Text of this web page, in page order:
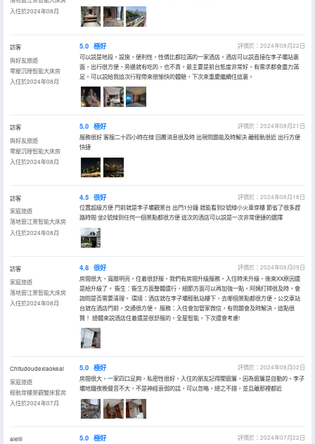
入住於2024年08月
訪客
與好友旅遊
零壓沉睡智能大床房
入住於2024年08月
5.0 極好
評價於：2024年08月22日
可以説是地段，設施，便利性，性價比都拉滿的一家酒店。酒店可以説直接在李子壩站裏
面，出行很方便，旁邊就有吃的，也不貴。最主要是前台態度非常好，有需求都會盡力滿
足。可以説給我這次行程帶來很愉快的體驗，下次來重慶繼續住這裏。
訪客
與好友旅遊
零壓沉睡智能大床房
入住於2024年08月
5.0 極好
評價於：2024年08月21日
服務很好 客服二十四小時在線 回覆消息很及時 出現問題能及時解決 離輕軌很近 出行方便
快捷
訪客
家庭旅遊
落地窗江景智能大床房
入住於2024年08月
4.5 很好
評價於：2024年08月18日
位置超級方便 門前就是李子壩觀景台 出門1分鐘 就能看到2號線小火車穿樓 節省了很多趕
路時間 坐2號線到任何一個景點都很方便 這次的酒店可以説是一次非常便捷的選擇
訪客
家庭旅遊
落地窗江景智能大床房
入住於2024年08月
4.8 很好
評價於：2024年08月09日
房間很大，寬敞明亮，住着很舒服，我們有房間升級服務，入住時未升級，後來XX原因還
是給升級了。 衞生：衞生方面整體還行，細節方面可以再加強一點。阿姨打掃很及時，會
詢問是否需要清理。 環境：酒店就在李子壩輕軌站樓下，去哪個景點都很方便，公交車站
台就在酒店門前，交通很方便。 服務：入住會加管家微信，有問題會及時解決，這點很
贊！ 總體來説酒店住着還是很舒服的，全屋智能，下次還會考慮!
Chitudoudexiaokeai
家庭旅遊
輕軌穿樓景觀雙床套房
入住於2024年07月
5.0 極好
評價於：2024年08月02日
房間很大，一家四口足夠，私密性很好，入住的朋友記得關窗簾，因為窗簾是自動的。李子
壩地鐵夜晚聲音不大，不是神經衰弱的話，可以忽略，總之不錯，並且離那裡都近
aleill
5.0 極好
評價於：2024年07月22日